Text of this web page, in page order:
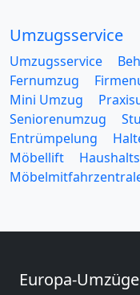
Umzugsservice
Umzugsservice
Fernumzug
Mini Umzug
Seniorenumzug
Entrümpelung
Möbellift
Europa-Umzüge